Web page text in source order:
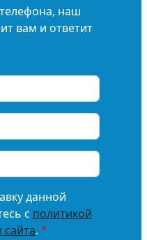
наш
вам и ответит
данной
с политикой
.